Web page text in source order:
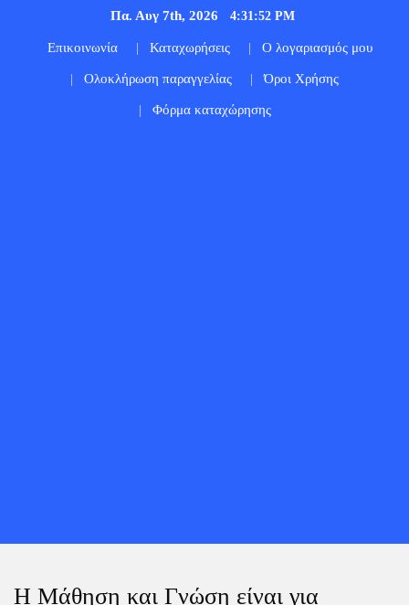
Πα. Αυγ 7th, 2026 4:31:53 PM
Επικοινωνία Καταχωρήσεις Ο λογαριασμός μου
Ολοκλήρωση παραγγελίας Όροι Χρήσης
Φόρμα καταχώρησης
Η Μάθηση και Γνώση είναι για